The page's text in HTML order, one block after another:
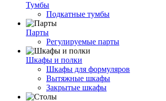
Тумбы
Подкатные тумбы
Парты
Регулируемые парты
Шкафы и полки
Шкафы для формуляров
Вытяжные шкафы
Закрытые шкафы